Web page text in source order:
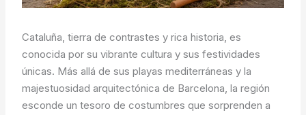
Cataluña, tierra de contrastes y rica historia, es
conocida por su vibrante cultura y sus festividades
únicas. Más allá de sus playas mediterráneas y la
majestuosidad arquitectónica de Barcelona, la región
esconde un tesoro de costumbres que sorprenden a